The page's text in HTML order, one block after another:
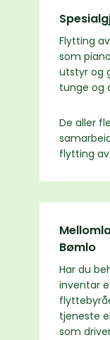
Flytting
som
utstyr og
tunge og
De aller
flytting
Bømlo
Har du
inventar
tjeneste
som